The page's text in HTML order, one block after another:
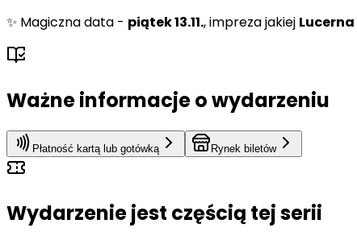
✨ Magiczna data - piątek 13.11., impreza jakiej Lucerna
Ważne informacje o wydarzeniu
Płatność kartą lub gotówką Rynek biletów
Wydarzenie jest częścią tej serii